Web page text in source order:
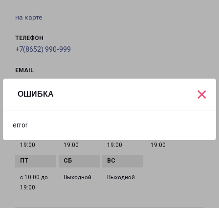
ОШИБКА
error
×
на карте
ТЕЛЕФОН
+7(8652) 990-999
EMAIL
19:00
19:00
19:00
19:00
с 10:00 до
19:00
Выходной Выходной